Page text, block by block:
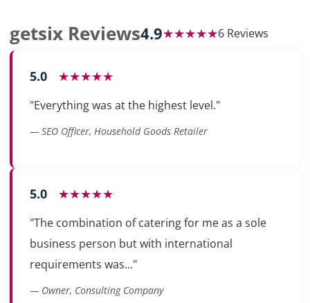
getsix Reviews4.9★★★★★6 Reviews
5.0 ★★★★★
"Everything was at the highest level."
— SEO Officer, Household Goods Retailer
5.0 ★★★★★
"The combination of catering for me as a sole
business person but with international
requirements was..."
— Owner, Consulting Company